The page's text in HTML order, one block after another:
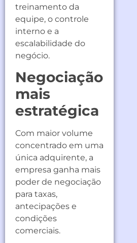
treinamento da
equipe, o controle
interno e a
escalabilidade do
negócio.
Negociação
mais
estratégica
Com maior volume
concentrado em uma
única adquirente, a
empresa ganha mais
poder de negociação
para taxas,
antecipações e
condições
comerciais.